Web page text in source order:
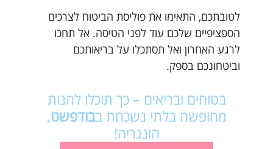
לטובתכם, התאימו את פוליסת הביטוח לצרכים
הספציפיים שלכם עוד לפני הטיסה. אל תחכו
לרגע האחרון ואל תסתכלו על בריאותכם
וביטחונכם בספק.
בטוחים ובריאים – כך תוכלו להנות
מחופשה בלתי נשכחת בבודפשט,
הונגריה!